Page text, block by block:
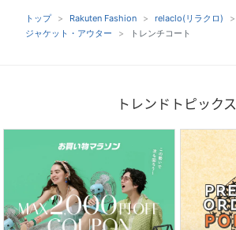
トップ Rakuten Fashion
relaclo(リラクロ)
ジャケット・アウター
トレンチコート
トレンドトピックス